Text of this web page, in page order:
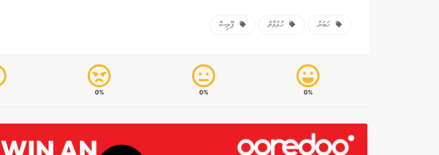
ހަބަރު ހުޅުމާލެ ޕޮލިސް
0%
0%
0%